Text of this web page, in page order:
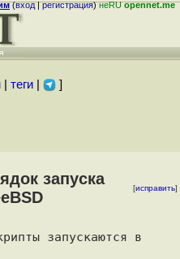
(вход|регистрация)неRUopennet.me
| теги| ]
запуска
[исправить]
запускаются в